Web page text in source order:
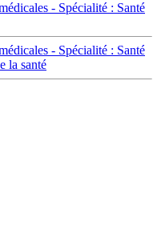
- Spécialité : Santé
- Spécialité : Santé
la santé